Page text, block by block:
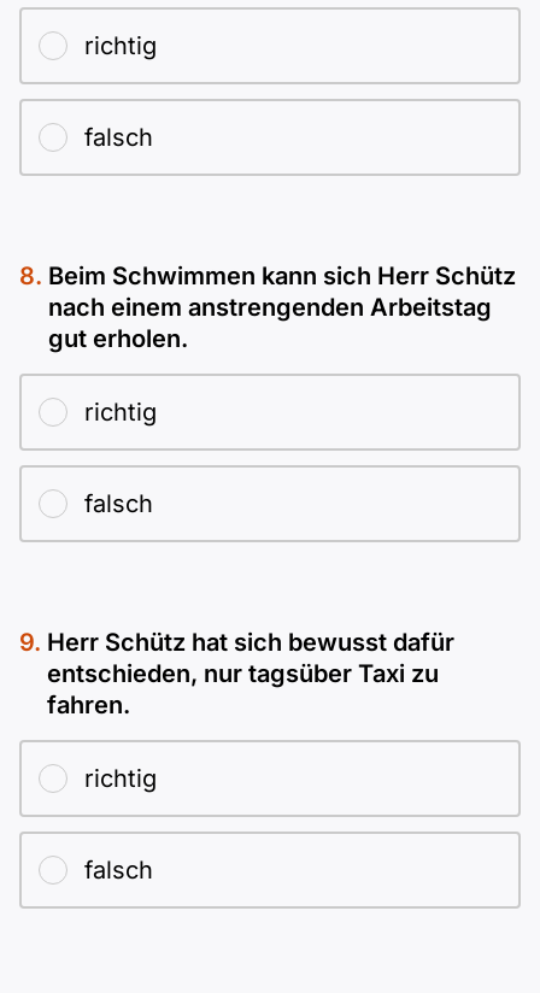
richtig
falsch
Beim Schwimmen kann sich Herr Schütz
nach einem anstrengenden Arbeitstag
gut erholen.
richtig
falsch
Herr Schütz hat sich bewusst dafür
entschieden, nur tagsüber Taxi zu
fahren.
richtig
falsch